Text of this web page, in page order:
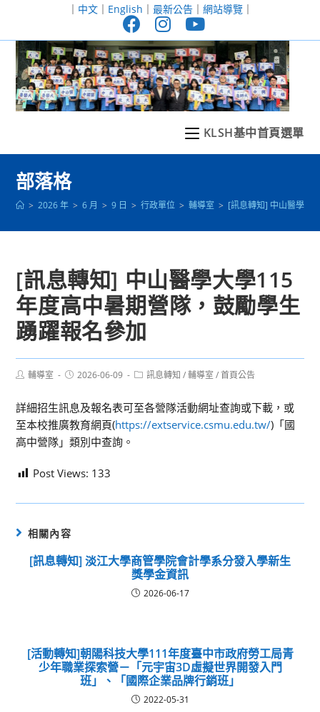
至
｜ 中文｜ English ｜ 最新公告｜ 網站導覽｜
KLSH基中首頁選單
部落格
> 2026 年 > 6 月 > 9 日 > 行政單位 > 輔導室 > [訊息轉知] 中山醫學大
[訊息轉知] 中山醫學大學115
年度高中暑期營隊，鼓勵學生
踴躍報名參加
Post輔導室
Post2026-06-09
Post訊息轉知 / 輔導室 / 首頁公告
詳細招生訊息及報名表可至各營隊活動網址查詢或下載，或
至本校推廣教育網頁(https://extservice.csmu.edu.tw/)「國
高中營隊」類別中查詢。
Post Views: 133
相關內容
[訊息轉知] 淡江大學商管學院會計學系分發入學新生
獎學金資訊
2026-06-17
[活動轉知]朝陽科技大學111年度臺中市政府勞工局青
少年職業探索營－「元宇宙3D虛擬世界開發入門
班」、「國際企業品牌行銷班」
2022-05-31